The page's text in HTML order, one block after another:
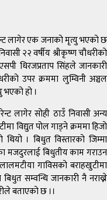
लागेर एक जनाको मृत्यु भएको छ
२२ वर्षीय श्रीकृष्ण चौधरीको
धिरजप्रताप सिंहले जानकारी
उपर क्रममा लुम्विनी अञ्चल
हो ।
लागेर सोही ठाउँ निवासी अन्य
विद्युत पोल गाड्ने क्रममा हिजो
। बिधुत विस्तारको जिम्मा
मजदुरलाई बिधुतीय काम गराउन
गाविसको बराहखुटीमा
सम्वन्धि जानकारी नै नराख्ने
बताएको छ ।।